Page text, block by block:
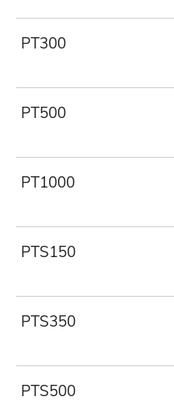
PT300
PT500
PT1000
PTS150
PTS350
PTS500